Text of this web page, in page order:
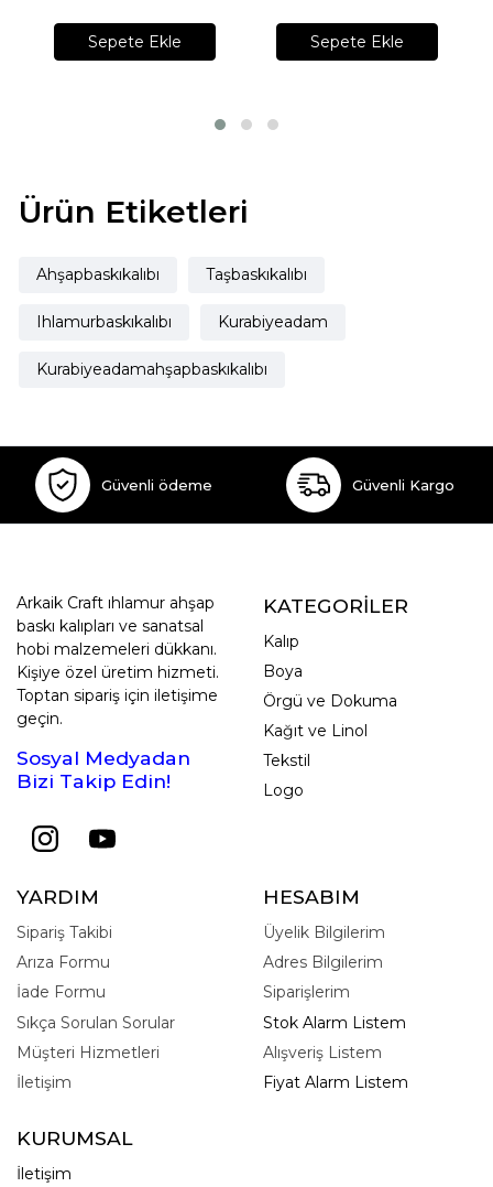
Sepete Ekle Sepete Ekle
Ürün Etiketleri
Ahşapbaskıkalıbı Taşbaskıkalıbı
Ihlamurbaskıkalıbı Kurabiyeadam
Kurabiyeadamahşapbaskıkalıbı
Güvenli ödeme Güvenli Kargo
Arkaik Craft ıhlamur ahşap
baskı kalıpları ve sanatsal
hobi malzemeleri dükkanı.
Kişiye özel üretim hizmeti.
Toptan sipariş için iletişime
geçin.
Sosyal Medyadan
Bizi Takip Edin!
KATEGORİLER
Kalıp
Boya
Örgü ve Dokuma
Kağıt ve Linol
Tekstil
Logo
YARDIM
Sipariş Takibi
Arıza Formu
İade Formu
Sıkça Sorulan Sorular
Müşteri Hizmetleri
İletişim
HESABIM
Üyelik Bilgilerim
Adres Bilgilerim
Siparişlerim
Stok Alarm Listem
Alışveriş Listem
Fiyat Alarm Listem
KURUMSAL
İletişim